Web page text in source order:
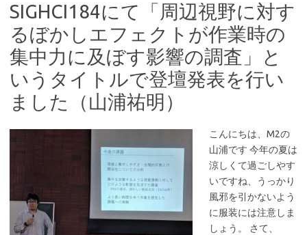
SIGHCI184にて「周辺視野に対す
るぼかしエフェクトが作業時の
集中力に及ぼす影響の調査」と
いうタイトルで登壇発表を行い
ました（山浦祐明）
こんにちは、M2の
山浦です 今年の夏は
涼しくて過ごしやす
いですね、うっかり
風邪を引かないよう
に服装には注意しま
しょう。 さて、